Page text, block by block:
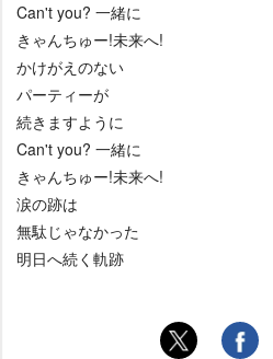
Can't you? 一緒に
きゃんちゅー!未来へ!
かけがえのない
パーティーが
続きますように
Can't you? 一緒に
きゃんちゅー!未来へ!
涙の跡は
無駄じゃなかった
明日へ続く軌跡